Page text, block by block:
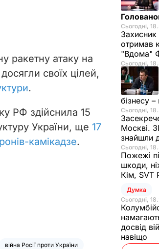
ракетну атаку на
досягли своїх цілей,
.
РФ здійснила 15
України, ще 17
камікадзе.
війна Росії проти України
Сьогодні,
отримав
"Вдома"
Сьогодні,
бізнесу –
Сьогодні,
Москві.
знайшли
Сьогодні,
Пожежі
шкоди,
Кім, SVT
Думка
Сьогодні,
досвід
навіщо